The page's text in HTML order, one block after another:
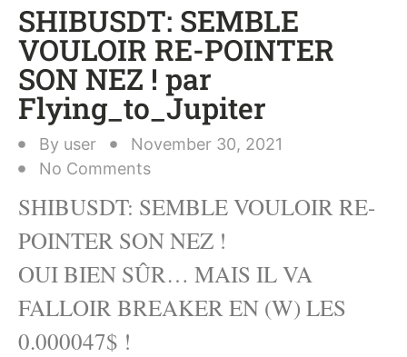
SHIBUSDT: SEMBLE
VOULOIR RE-POINTER
SON NEZ ! par
Flying_to_Jupiter
By user
November 30, 2021
No Comments
SHIBUSDT: SEMBLE VOULOIR RE-
POINTER SON NEZ !
OUI BIEN SÛR… MAIS IL VA
FALLOIR BREAKER EN (W) LES
0.000047$ !